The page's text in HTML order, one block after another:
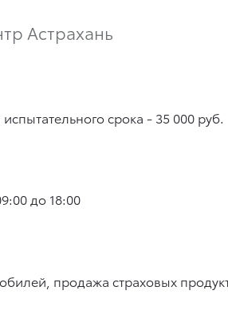
Астрахань
срока - 35 000 руб.
до 18:00
продажа страховых